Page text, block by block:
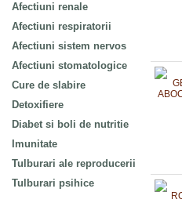
Afectiuni renale
Afectiuni respiratorii
Afectiuni sistem nervos
Afectiuni stomatologice
Cure de slabire
Detoxifiere
Diabet si boli de nutritie
Imunitate
Tulburari ale reproducerii
Tulburari psihice